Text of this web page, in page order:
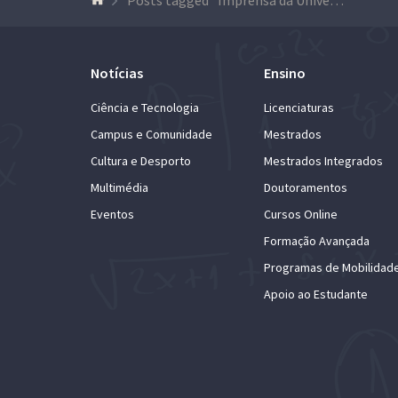
Notícias
Ciência e Tecnologia
Campus e Comunidade
Cultura e Desporto
Multimédia
Eventos
Ensino
Licenciaturas
Mestrados
Mestrados Integrados
Doutoramentos
Cursos Online
Formação Avançada
Programas de
Apoio ao Estudante